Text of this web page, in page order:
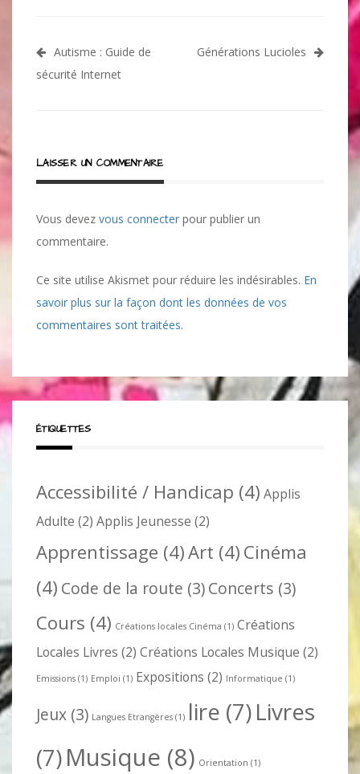
Navigation
de
Autisme : Guide de
sécurité Internet
Générations Lucioles
LAISSER UN COMMENTAIRE
Vous devez vous connecter pour publier un
commentaire.
Ce site utilise Akismet pour réduire les indésirables. En
savoir plus sur la façon dont les données de vos
commentaires sont traitées.
ÉTIQUETTES
Accessibilité / Handicap (4) Applis
Adulte (2) Applis Jeunesse (2)
Apprentissage (4)Art (4) Cinéma
(4) Code de la route (3)Concerts (3)
Cours (4) Créations locales Cinéma (1) Créations
Locales Livres (2) Créations Locales Musique (2)
Emissions (1) Emploi (1) Expositions (2) Informatique (1)
Jeux (3) Langues Etrangères (1) lire (7)Livres
(7)Musique (8) Orientation (1)